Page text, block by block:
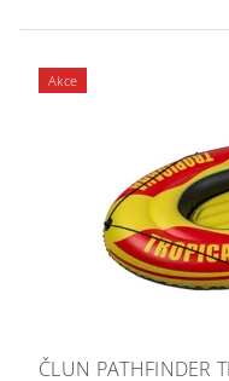
Akce
ČLUN PATHFINDER